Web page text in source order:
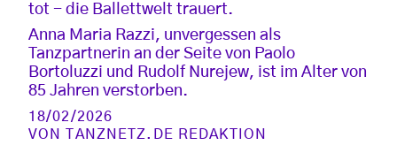
tot - die Ballettwelt trauert.
Anna Maria Razzi, unvergessen als
Tanzpartnerin an der Seite von Paolo
Bortoluzzi und Rudolf Nurejew, ist im Alter von
85 Jahren verstorben.
18/02/2026
VON
TANZNETZ.DE REDAKTION